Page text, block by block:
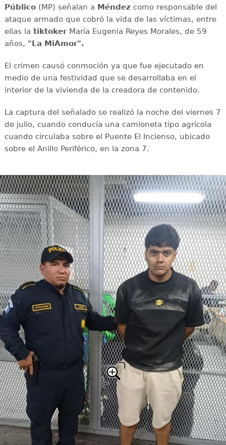
Público(MP) señalan a Méndez como responsable del
ataque armado que cobró la vida de las víctimas, entre
ellas la tiktokerMaría Eugenia Reyes Morales, de 59
años, "La MiAmor".
El crimen causó conmoción ya que fue ejecutado en
medio de una festividad que se desarrollaba en el
interior de la vivienda de la creadora de contenido.
La captura del señalado se realizó la noche del viernes 7
de julio, cuando conducía una camioneta tipo agrícola
cuando circulaba sobre el Puente El Incienso, ubicado
sobre el Anillo Periférico, en la zona 7.